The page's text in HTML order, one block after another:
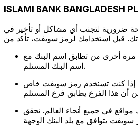
ضرورية لتجنب أي مشاكل أو تأخير في
قبل استخدامك لرمز سويفت، تأكد من
أخرى من تطابق اسم البنك مع
اسم البنك المستلم.
إذا كنت تستخدم رمز سويفت خاص
مواقع في جميع أنحاء العالم. تحقق